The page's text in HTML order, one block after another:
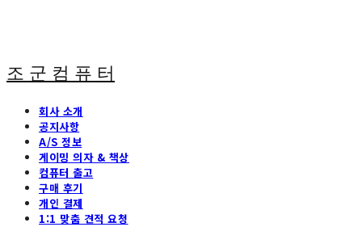
조 군 컴 퓨 터
회사 소개
공지사항
A/S 정보
게이밍 의자 & 책상
컴퓨터 출고
구매 후기
개인 결제
1:1 맞춤 견적 요청